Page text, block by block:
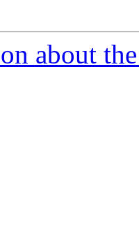
about